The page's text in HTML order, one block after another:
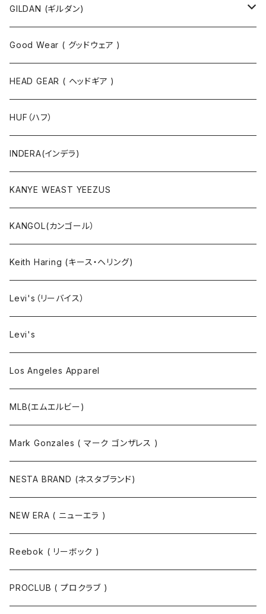
スウェット
パーカ
ジャケット
ニット
ボトムス
セットアップ
小物・雑貨
タンクトップ
コート
靴下
GILDAN (ギルダン)
ソックス
Good Wear ( グッドウェア )
HEAD GEAR ( ヘッドギア )
HUF（ハフ）
INDERA(インデラ)
KANYE WEAST YEEZUS
KANGOL(カンゴール）
Keith Haring (キース・ヘリング)
Levi's（リーバイス）
Levi's
Los Angeles Apparel
MLB(エムエルビー)
Mark Gonzales ( マーク ゴンザレス )
NESTA BRAND (ネスタブランド)
NEW ERA ( ニューエラ )
Reebok ( リーボック )
PROCLUB ( プロクラブ )